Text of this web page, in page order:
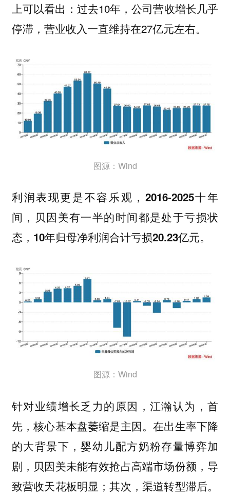
上可以看出：过去10年，公司营收增长几乎
停滞，营业收入一直维持在27亿元左右。
图源：Wind
利润表现更是不容乐观， 2016-2025十年
间，贝因美有一半的时间都是处于亏损状
态，10年归母净利润合计亏损20.23亿元。
图源：Wind
针对业绩增长乏力的原因， 江瀚认为，首
先，核心基本盘萎缩是主因。在出生率下降
的大背景下，婴幼儿配方奶粉存量博弈加
剧，贝因美未能有效抢占高端市场份额，导
致营收天花板明显；其次，渠道转型滞后。